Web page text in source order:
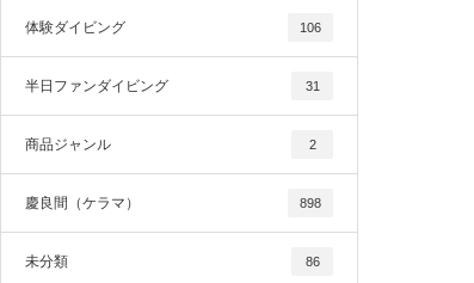
体験ダイビング 106
半日ファンダイビング 31
商品ジャンル 2
慶良間（ケラマ） 898
未分類 86